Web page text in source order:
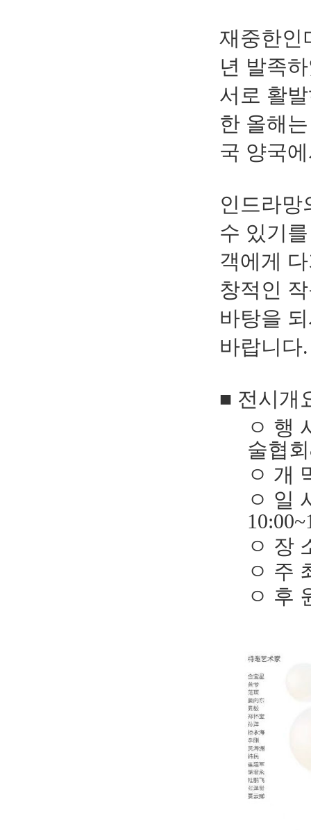
재중한인
년 발족
서로 활
한 올해
국 양국
인드라망
수 있기
객에게
창적인
바탕을
바랍니다.
■ 전시개
ㅇ 행
술협회
ㅇ 개
ㅇ 일
ㅇ 장
ㅇ 주
ㅇ 후